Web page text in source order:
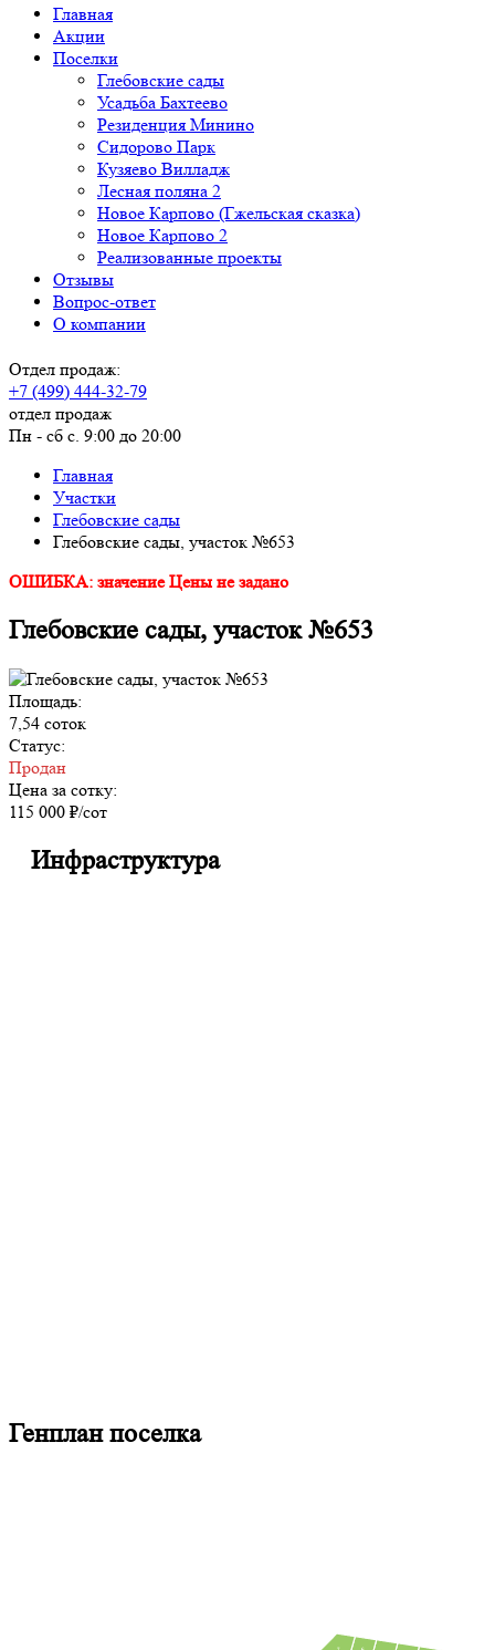
Главная
Акции
Поселки
Глебовские сады
Усадьба Бахтеево
Резиденция Минино
Сидорово Парк
Кузяево Вилладж
Лесная поляна 2
Новое Карпово (Гжельская сказка)
Новое Карпово 2
Реализованные проекты
Отзывы
Вопрос-ответ
О компании
Отдел продаж:
+7 (499) 444-32-79
отдел продаж
Пн - сб с. 9:00 до 20:00
Главная
Участки
Глебовские сады
Глебовские сады, участок №653
ОШИБКА: значение Цены не задано
Глебовские сады, участок №653
Площадь:
7,54 соток
Статус:
Продан
Цена за сотку:
115 000 ₽/сот
Инфраструктура
Генплан поселка
7